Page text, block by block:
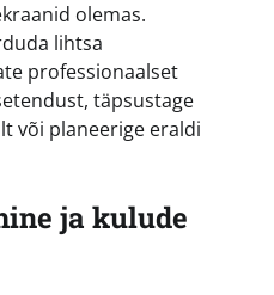
olemas.
lihtsa
professionaalset
täpsustage
või planeerige eraldi
ja kulude